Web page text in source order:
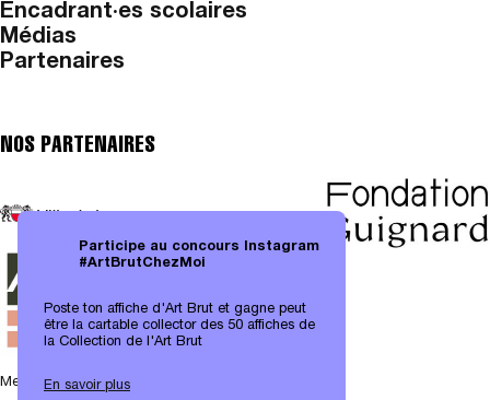
Participe au concours Instagram
#ArtBrutChezMoi
Poste ton affiche d'Art Brut et gagne peut
être la cartable collector des 50 affiches de
la Collection de l'Art Brut
En savoir plus
Encadrant·es scolaires
Médias
Partenaires
NOS PARTENAIRES
Mentions légales|Protection des données